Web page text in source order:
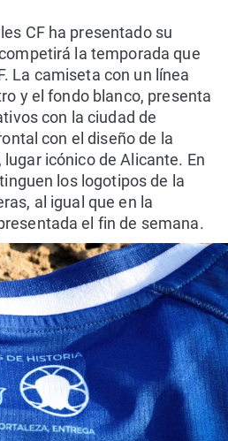
CF ha presentado su
la temporada que
La camiseta con un línea
y el fondo blanco, presenta
con la ciudad de
con el diseño de la
lugar icónico de Alicante. En
los logotipos de la
al igual que en la
el fin de semana.